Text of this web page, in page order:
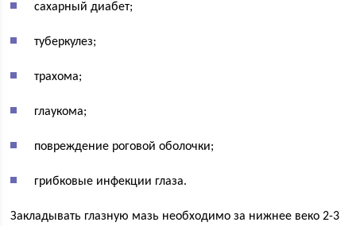
сахарный диабет;
туберкулез;
трахома;
глаукома;
повреждение роговой оболочки;
грибковые инфекции глаза.
Закладывать глазную мазь необходимо за нижнее веко 2-3